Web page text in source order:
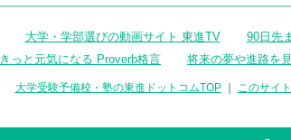
大学・学部選びの動画サイト 東進TV 90日先
きっと元気になる Proverb格言
将来の夢や進路を
大学受験予備校・塾の東進ドットコムTOP｜ このサイ